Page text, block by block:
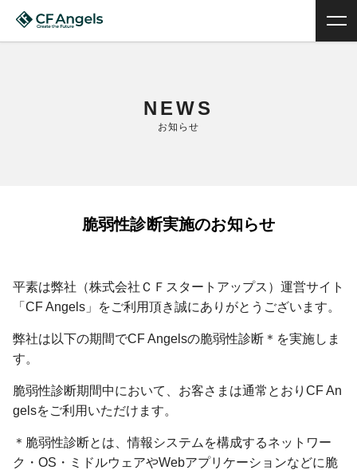
NEWS
お知らせ
脆弱性診断実施のお知らせ
平素は弊社（株式会社ＣＦスタートアップス）運営サイト
「CF Angels」をご利用頂き誠にありがとうございます。
弊社は以下の期間でCF Angelsの脆弱性診断＊を実施しま
す。
脆弱性診断期間中において、お客さまは通常とおりCF An
gelsをご利用いただけます。
＊脆弱性診断とは、情報システムを構成するネットワー
ク・OS・ミドルウェアやWebアプリケーションなどに脆